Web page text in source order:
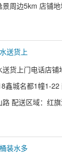
周边5km 店铺
送货上
货上门电话店
鑫城名都1幢1-
配送区域：红
装水多